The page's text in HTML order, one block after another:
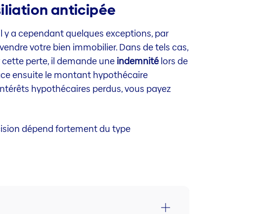
anticipée
y a cependant quelques exceptions, par
votre bien immobilier. Dans de tels cas,
perte, il demande uneindemnité lors de
ensuite le montant hypothécaire
hypothécaires perdus, vous payez
dépend fortement du type